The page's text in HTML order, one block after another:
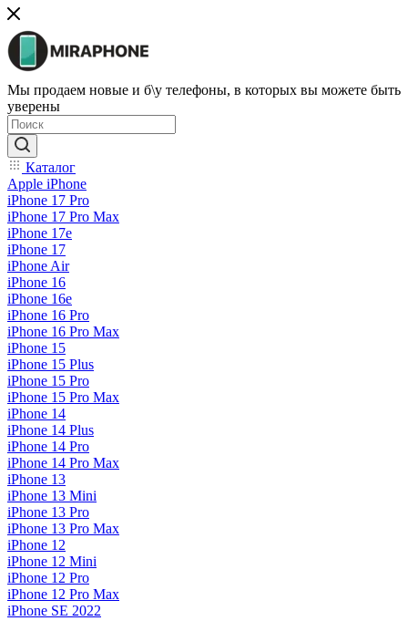
Мы продаем новые и б\у телефоны, в которых вы можете быть
уверены
Каталог
Apple iPhone
iPhone 17 Pro
iPhone 17 Pro Max
iPhone 17e
iPhone 17
iPhone Air
iPhone 16
iPhone 16e
iPhone 16 Pro
iPhone 16 Pro Max
iPhone 15
iPhone 15 Plus
iPhone 15 Pro
iPhone 15 Pro Max
iPhone 14
iPhone 14 Plus
iPhone 14 Pro
iPhone 14 Pro Max
iPhone 13
iPhone 13 Mini
iPhone 13 Pro
iPhone 13 Pro Max
iPhone 12
iPhone 12 Mini
iPhone 12 Pro
iPhone 12 Pro Max
iPhone SE 2022